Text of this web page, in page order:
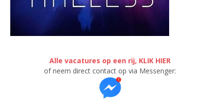
Alle vacatures op een rij, KLIK HIER
of neem direct contact op via Messenger: